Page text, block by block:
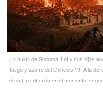
La huida de Sodoma: Lot y sus hijas
fuego y azufre del Génesis 19. A la
de sal, petrificada en el momento en